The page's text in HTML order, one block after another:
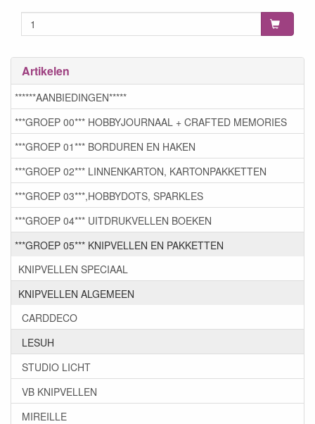
Artikelen
******AANBIEDINGEN*****
***GROEP 00*** HOBBYJOURNAAL + CRAFTED MEMORIES
***GROEP 01*** BORDUREN EN HAKEN
***GROEP 02*** LINNENKARTON, KARTONPAKKETTEN
***GROEP 03***,HOBBYDOTS, SPARKLES
***GROEP 04*** UITDRUKVELLEN BOEKEN
***GROEP 05*** KNIPVELLEN EN PAKKETTEN
KNIPVELLEN SPECIAAL
KNIPVELLEN ALGEMEEN
CARDDECO
LESUH
STUDIO LICHT
VB KNIPVELLEN
MIREILLE